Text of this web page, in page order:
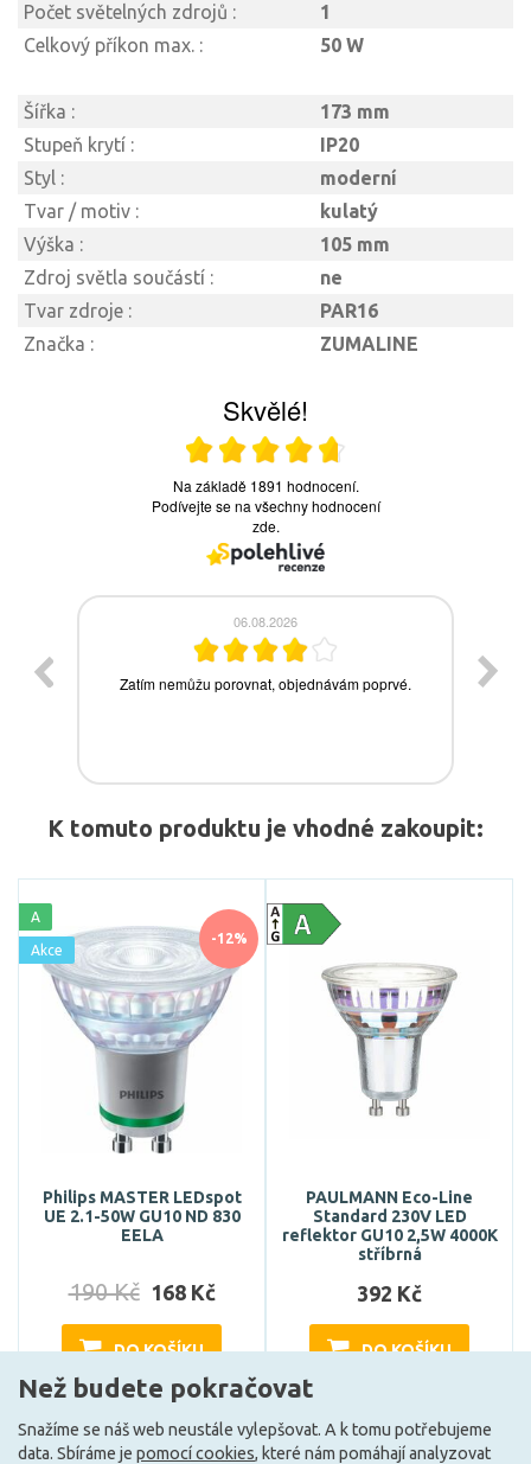
Počet světelných zdrojů :
1
Celkový příkon max. :
50 W
Šířka :
173 mm
Stupeň krytí :
IP20
Styl :
moderní
Tvar / motiv :
kulatý
Výška :
105 mm
Zdroj světla součástí :
ne
Tvar zdroje :
PAR16
Značka :
ZUMALINE
K tomuto produktu je vhodné zakoupit:
-12%
A
Akce
Philips MASTER LEDspot
UE 2.1-50W GU10 ND 830
EELA
190 Kč 168 Kč
DO KOŠÍKU
Skladem e-shop (4 ks)
PAULMANN Eco-Line
Standard 230V LED
reflektor GU10 2,5W 4000K
stříbrná
392 Kč
DO KOŠÍKU
Může být u Vás 18. 8.
Než budete pokračovat
Snažíme se náš web neustále vylepšovat. A k tomu potřebujeme
data. Sbíráme je pomocí cookies, které nám pomáhají analyzovat